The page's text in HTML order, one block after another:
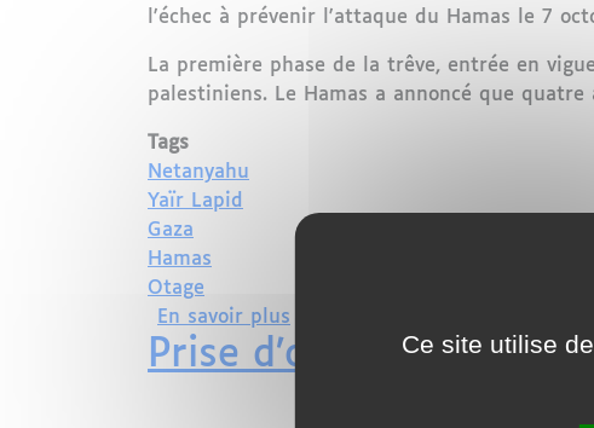
l'échec à prévenir l'attaque du Hamas le 7
La première phase de la trêve, entrée en
palestiniens. Le Hamas a annoncé que
Tags
Netanyahu
Yaïr Lapid
Gaza
Hamas
Otage
En savoir plus
Prise d’otages dans le
Ce site utilise